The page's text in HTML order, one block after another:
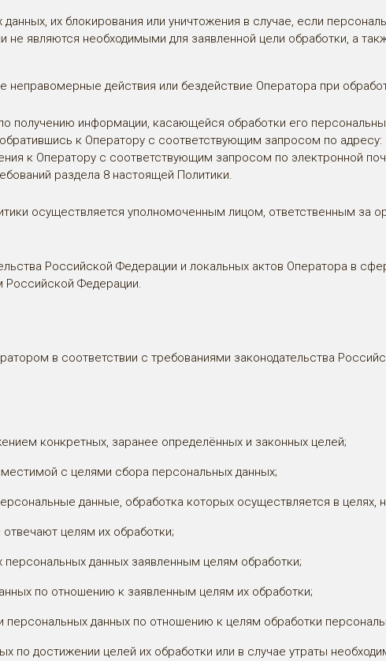
их блокирования или уничтожения в случае, если
являются необходимыми для заявленной цели обработки, а
действия или бездействие Оператора при
получению информации, касающейся обработки его
к Оператору с соответствующим запросом по адресу:
к Оператору с соответствующим запросом по электронной
раздела 8 настоящей Политики.
осуществляется уполномоченным лицом, ответственным за
Российской Федерации и локальных актов Оператора в
Российской Федерации.
в соответствии с требованиями законодательства
конкретных, заранее определённых и законных целей;
с целями сбора персональных данных;
данные, обработка которых осуществляется в
целям их обработки;
данных заявленным целям обработки;
по отношению к заявленным целям их обработки;
персональных данных по отношению к целям обработки
по достижении целей их обработки или в случае утраты